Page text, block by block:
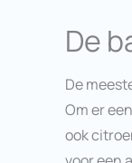
De
De
Om er
ook